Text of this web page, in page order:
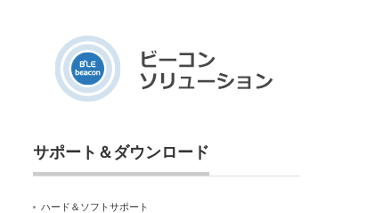
サポート＆ダウンロード
ハード＆ソフトサポート